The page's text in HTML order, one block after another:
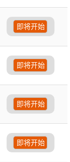
即将开始
即将开始
即将开始
即将开始